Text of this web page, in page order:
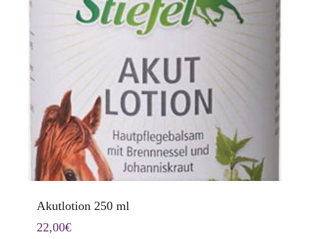
Akutlotion 250 ml
22,00€